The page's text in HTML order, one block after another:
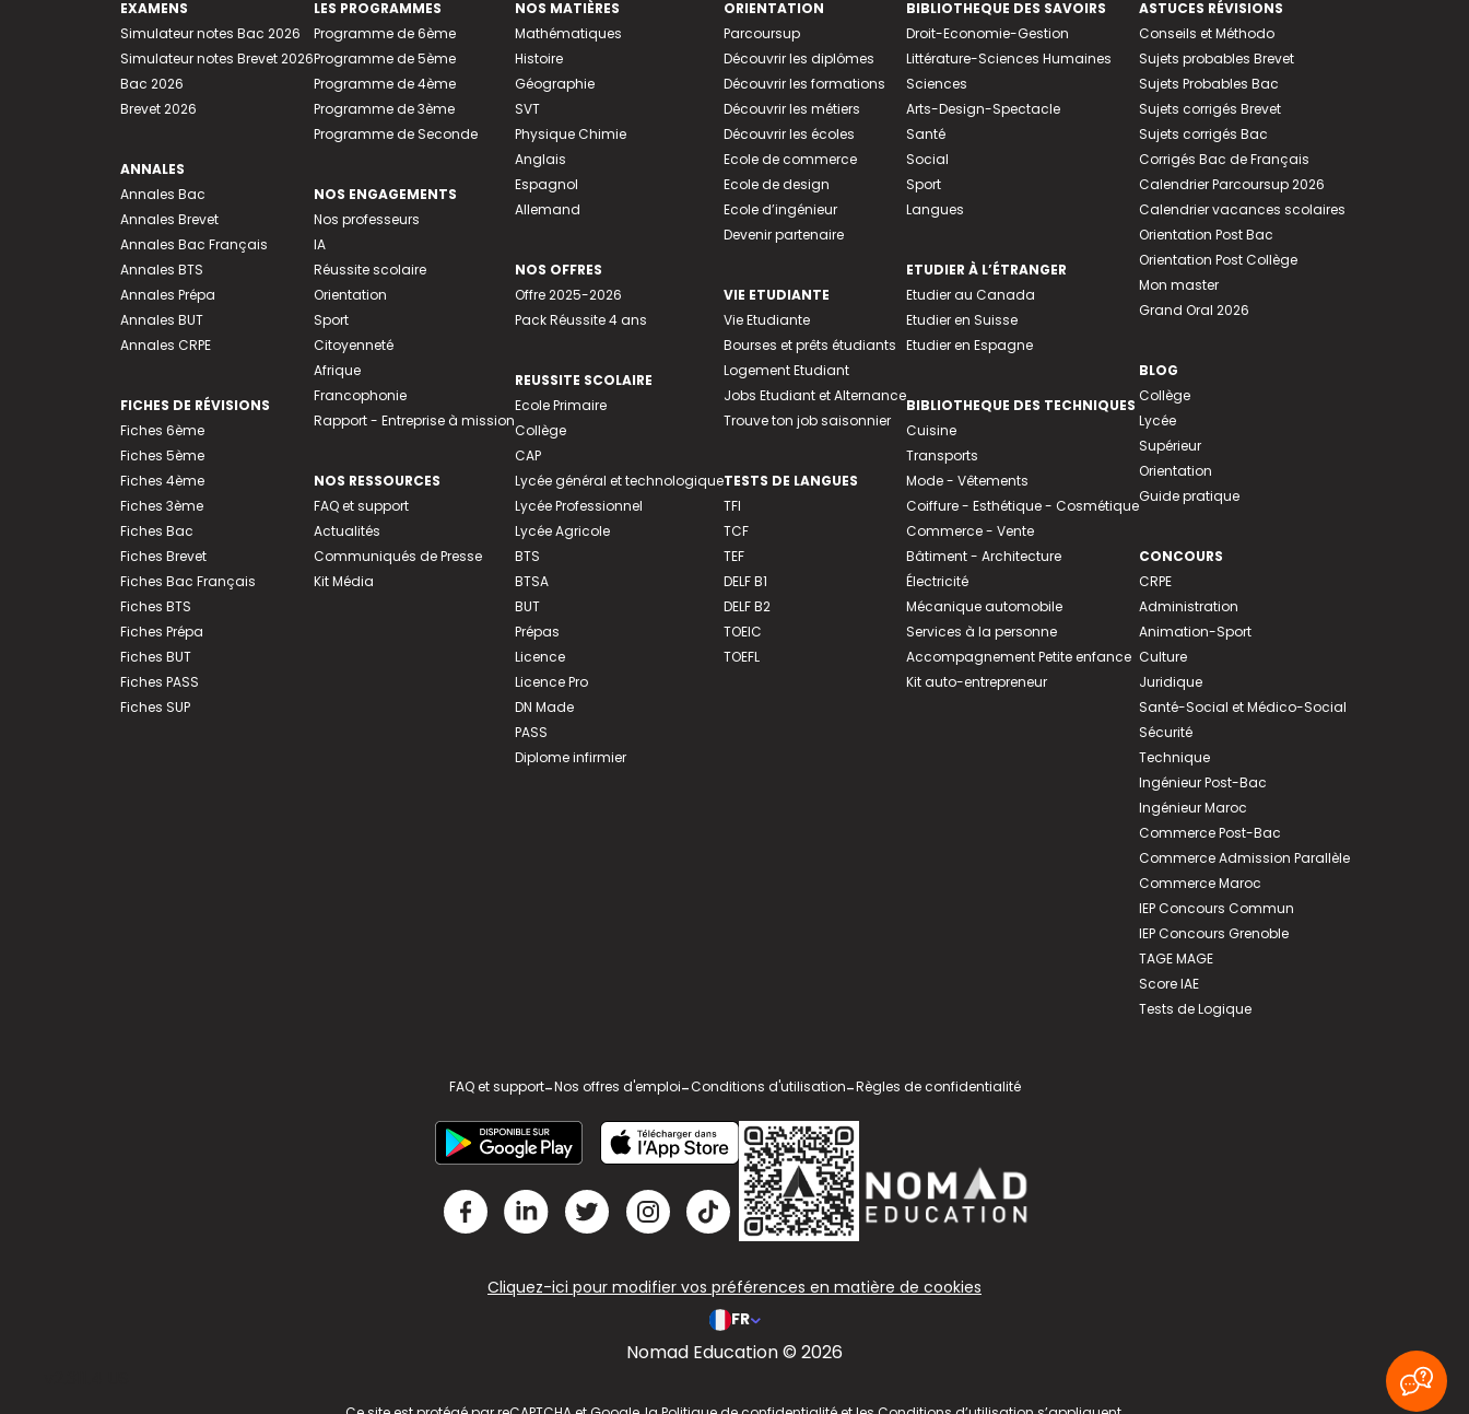
EXAMENS
Simulateur notes Bac 2026
Simulateur notes Brevet 2026
Bac 2026
Brevet 2026
ANNALES
Annales Bac
Annales Brevet
Annales Bac Français
Annales BTS
Annales Prépa
Annales BUT
Annales CRPE
FICHES DE RÉVISIONS
Fiches 6ème
Fiches 5ème
Fiches 4ème
Fiches 3ème
Fiches Bac
Fiches Brevet
Fiches Bac Français
Fiches BTS
Fiches Prépa
Fiches BUT
Fiches PASS
Fiches SUP
LES PROGRAMMES
Programme de 6ème
Programme de 5ème
Programme de 4ème
Programme de 3ème
Programme de Seconde
NOS ENGAGEMENTS
Nos professeurs
IA
Réussite scolaire
Orientation
Sport
Citoyenneté
Afrique
Francophonie
Rapport - Entreprise à mission
NOS RESSOURCES
FAQ et support
Actualités
Communiqués de Presse
Kit Média
NOS MATIÈRES
Mathématiques
Histoire
Géographie
SVT
Physique Chimie
Anglais
Espagnol
Allemand
NOS OFFRES
Offre 2025-2026
Pack Réussite 4 ans
REUSSITE SCOLAIRE
Ecole Primaire
Collège
CAP
Lycée général et technologique
Lycée Professionnel
Lycée Agricole
BTS
BTSA
BUT
Prépas
Licence
Licence Pro
DN Made
PASS
Diplome infirmier
ORIENTATION
Parcoursup
Découvrir les diplômes
Découvrir les formations
Découvrir les métiers
Découvrir les écoles
Ecole de commerce
Ecole de design
Ecole d’ingénieur
Devenir partenaire
VIE ETUDIANTE
Vie Etudiante
Bourses et prêts étudiants
Logement Etudiant
Jobs Etudiant et Alternance
Trouve ton job saisonnier
TESTS DE LANGUES
TFI
TCF
TEF
DELF B1
DELF B2
TOEIC
TOEFL
BIBLIOTHEQUE DES SAVOIRS
Droit-Economie-Gestion
Littérature-Sciences Humaines
Sciences
Arts-Design-Spectacle
Santé
Social
Sport
Langues
ETUDIER À L’ÉTRANGER
Etudier au Canada
Etudier en Suisse
Etudier en Espagne
BIBLIOTHEQUE DES TECHNIQUES
Cuisine
Transports
Mode - Vêtements
Coiffure - Esthétique - Cosmétique
Commerce - Vente
Bâtiment - Architecture
Électricité
Mécanique automobile
Services à la personne
Accompagnement Petite enfance
Kit auto-entrepreneur
ASTUCES RÉVISIONS
Conseils et Méthodo
Sujets probables Brevet
Sujets Probables Bac
Sujets corrigés Brevet
Sujets corrigés Bac
Corrigés Bac de Français
Calendrier Parcoursup 2026
Calendrier vacances scolaires
Orientation Post Bac
Orientation Post Collège
Mon master
Grand Oral 2026
BLOG
Collège
Lycée
Supérieur
Orientation
Guide pratique
CONCOURS
CRPE
Administration
Animation-Sport
Culture
Juridique
Santé-Social et Médico-Social
Sécurité
Technique
Ingénieur Post-Bac
Ingénieur Maroc
Commerce Post-Bac
Commerce Admission Parallèle
Commerce Maroc
IEP Concours Commun
IEP Concours Grenoble
TAGE MAGE
Score IAE
Tests de Logique
FAQ et support-Nos offres d'emploi-Conditions d'utilisation-Règles de confidentialité
Cliquez-ici pour modifier vos préférences en matière de cookies
FR
Nomad Education © 2026